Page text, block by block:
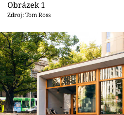
Přihlášení
Sledujte nás
Obrázek 1
Zdroj: Tom Ross